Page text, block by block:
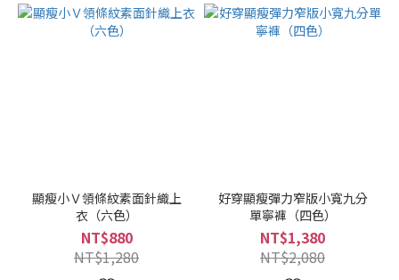
顯瘦小Ｖ領條紋素面針織上
衣（六色）
NT$880
NT$1,280
好穿顯瘦彈力窄版小寬九分
單寧褲（四色）
NT$1,380
NT$2,080